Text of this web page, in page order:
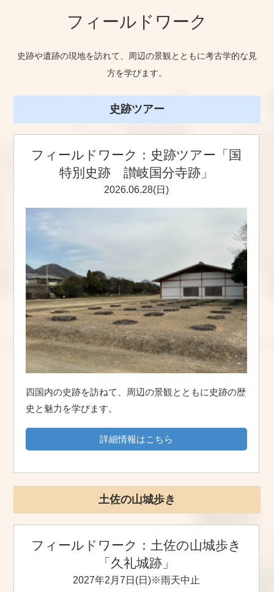
フィールドワーク
史跡や遺跡の現地を訪れて、周辺の景観とともに考古学的な見
方を学びます。
史跡ツアー
フィールドワーク：史跡ツアー「国
特別史跡 讃岐国分寺跡」
2026.06.28(日)
四国内の史跡を訪ねて、周辺の景観とともに史跡の歴
史と魅力を学びます。
詳細情報はこちら
土佐の山城歩き
フィールドワーク：土佐の山城歩き
「久礼城跡」
2027年2月7日(日)※雨天中止